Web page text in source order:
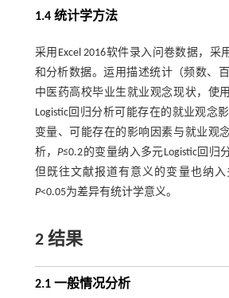
1.4 统计学方法
采用Excel 2016软件录入问卷数据，采
和分析数据。运用描述统计（频数、
中医药高校毕业生就业观念现状，使用
Logistic回归分析可能存在的就业观念
变量、可能存在的影响因素与就业观
析，P≤0.2的变量纳入多元Logistic回归
但既往文献报道有意义的变量也纳
P<0.05为差异有统计学意义。
2 结果
2.1 一般情况分析